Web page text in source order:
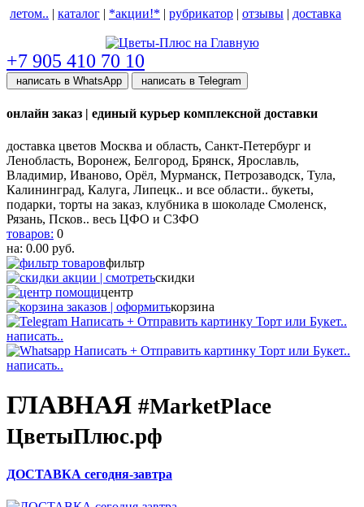
летом.. | каталог | *акции!* | рубрикатор | отзывы | доставка
+7 905 410 70 10
написать в WhatsApp написать в Telegram
онлайн заказ | единый курьер комплексной доставки
доставка цветов Москва и область, Санкт-Петербург и
Ленобласть, Воронеж, Белгород, Брянск, Ярославль,
Владимир, Иваново, Орёл, Мурманск, Петрозаводск, Тула,
Калининград, Калуга, Липецк.. и все области.. букеты,
подарки, торты на заказ, клубника в шоколаде Смоленск,
Рязань, Псков.. весь ЦФО и СЗФО
товаров: 0
на: 0.00 руб.
фильтр
скидки
центр
корзина
написать..
написать..
ГЛАВНАЯ #MarketPlace
ЦветыПлюс.рф
ДОСТАВКА сегодня-завтра